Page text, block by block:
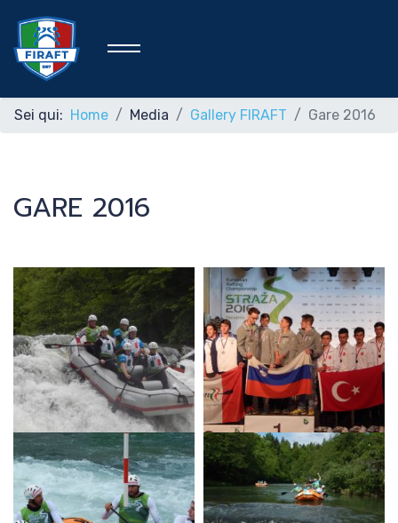
Rafting Sportivo
Discipline Federali
Formazione
News
Media
Sei qui: Home Media Gallery FIRAFT Gare 2016
GARE 2016